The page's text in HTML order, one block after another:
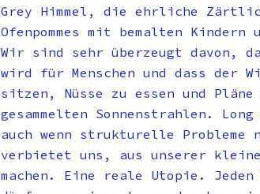
Grey Himmel, die ehrliche
Ofenpommes mit bemalten
Wir sind sehr überzeugt davon,
wird für Menschen und dass
sitzen, Nüsse zu essen und
gesammelten Sonnenstrahlen.
auch wenn strukturelle Probleme
verbietet uns, aus unserer
machen. Eine reale Utopie. Jeden